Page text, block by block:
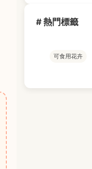
# 熱門標籤
可食用花卉